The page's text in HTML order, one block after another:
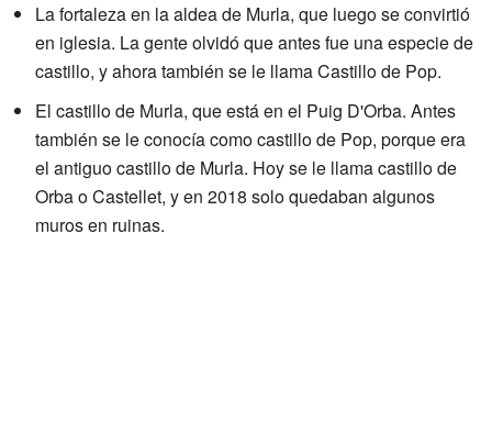
La fortaleza en la aldea de Murla, que luego se convirtió
en iglesia. La gente olvidó que antes fue una especie de
castillo, y ahora también se le llama Castillo de Pop.
El castillo de Murla, que está en el Puig D'Orba. Antes
también se le conocía como castillo de Pop, porque era
el antiguo castillo de Murla. Hoy se le llama castillo de
Orba o Castellet, y en 2018 solo quedaban algunos
muros en ruinas.